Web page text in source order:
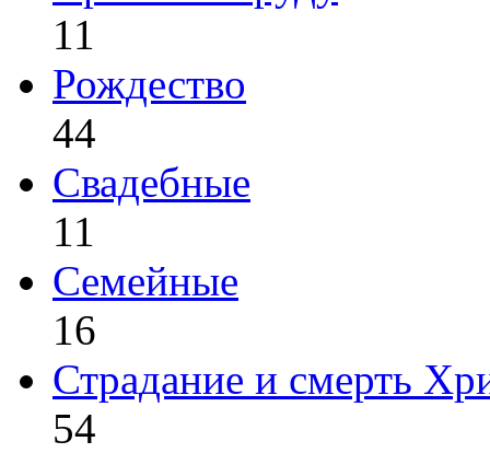
11
Рождество
44
Свадебные
11
Семейные
16
Страдание и смерть
54